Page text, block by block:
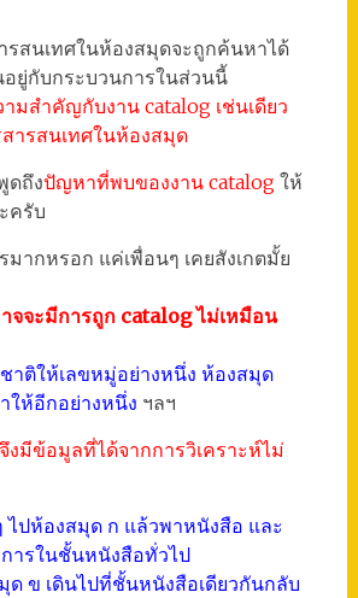
สนเทศในห้องสมุดจะถูกค้นหาได้
ยู่กับกระบวนการในส่วนนี้
มสำคัญกับงาน catalog เช่นเดียว
ารสนเทศในห้องสมุด
ดถึงปัญหาที่พบของงาน catalogให้
ครับ
ากหรอก แค่เพื่อนๆ เคยสังเกตมั้ย
จจะมีการถูก catalog ไม่เหมือน
าติให้เลขหมู่อย่างหนึ่ง ห้องสมุด
ให้อีกอย่างหนึ่ง ฯลฯ
งมีข้อมูลที่ได้จากการวิเคราะห์ไม่
ไปห้องสมุด ก แล้วพาหนังสือ และ
ารในชั้นหนังสือทั่วไป
ด ข เดินไปที่ชั้นหนังสือเดียวกันกลับ